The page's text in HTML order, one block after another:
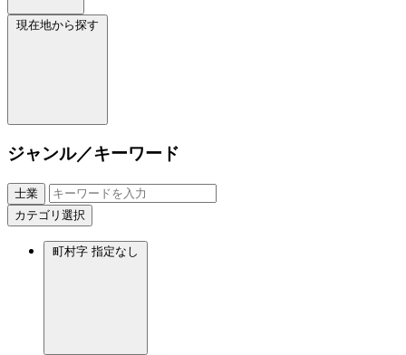
現在地から探す
ジャンル／キーワード
士業
カテゴリ選択
町村字 指定なし